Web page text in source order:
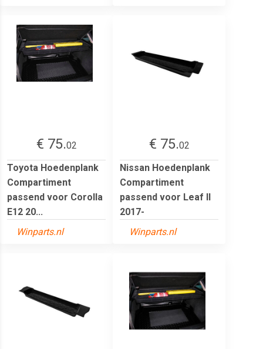
€ 75.02
Toyota Hoedenplank
Compartiment
passend voor Corolla
E12 20...
Winparts.nl
€ 75.02
Nissan Hoedenplank
Compartiment
passend voor Leaf II
2017-
Winparts.nl